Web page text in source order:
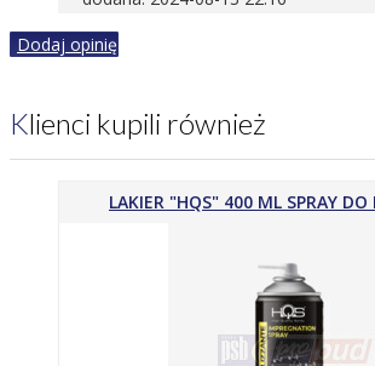
Dodaj opinię
Klienci kupili również
LAKIER "HQS" 400 ML SPRAY DO